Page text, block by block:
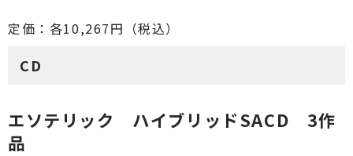
定価：各10,267円（税込）
CD
エソテリック ハイブリッドSACD 3作
品